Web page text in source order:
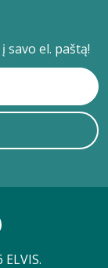
savo el. paštą!